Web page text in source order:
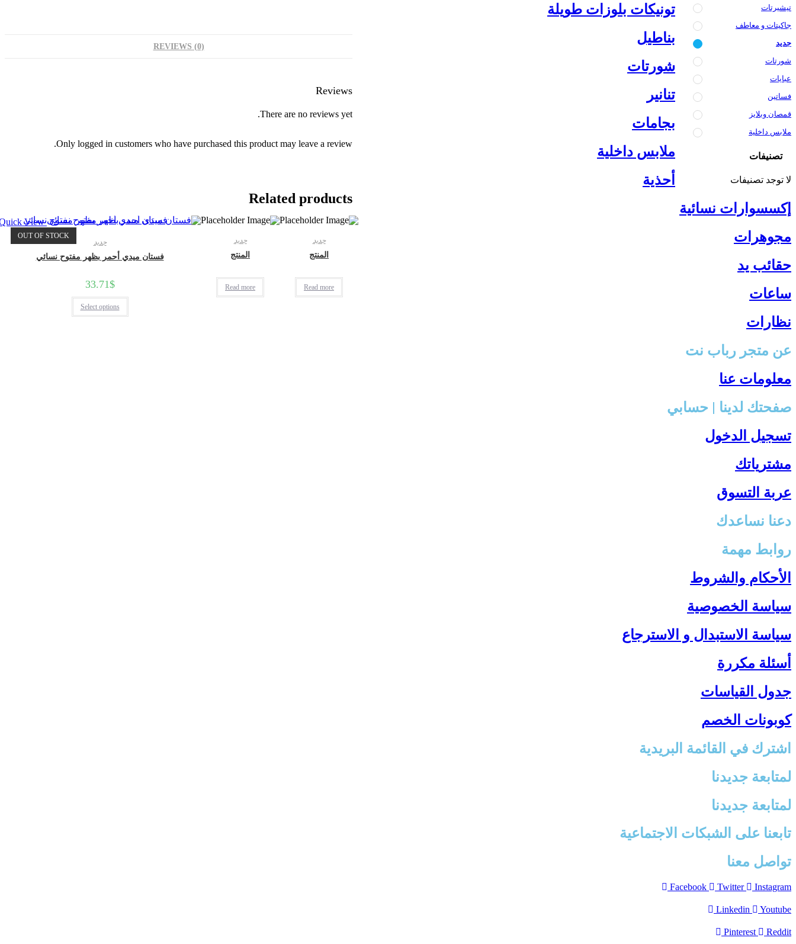
REVIEWS (0)
Reviews
There are no reviews yet.
Only logged in customers who have purchased this product may leave a review.
Related products
جديد
المنتج
Read more
جديد
المنتج
Read more
OUT OF STOCK
Quick View
جديد
فستان ميدي أحمر بظهر مفتوح نسائي
33.71$
Select options
has
تيشيرتات
جاكيتات و معاطف
جديد
شورتات
عبايات
فساتين
قمصان وبلايز
ملابس داخلية
تصنيفات
لا توجد تصنيفات
تونيكات بلوزات طويلة
بناطيل
شورتات
تنانير
بجامات
ملابس داخلية
أحذية
إكسسوارات نسائية
مجوهرات
حقائب يد
ساعات
نظارات
عن متجر رباب نت
معلومات عنا
صفحتك لدينا | حسابي
تسجيل الدخول
مشترياتك
عربة التسوق
دعنا نساعدك
روابط مهمة
الأحكام والشروط
سياسة الخصوصية
سياسة الاستبدال و الاسترجاع
أسئلة مكررة
جدول القياسات
كوبونات الخصم
اشترك في القائمة البريدية
لمتابعة جديدنا
لمتابعة جديدنا
تابعنا على الشبكات الاجتماعية
تواصل معنا
Facebook Twitter Instagram
Linkedin Youtube
Pinterest Reddit